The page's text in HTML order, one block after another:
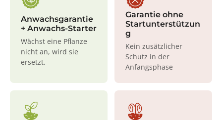
Anwachsgarantie
+ Anwachs-Starter
Wächst eine Pflanze
nicht an, wird sie
ersetzt.
Garantie ohne
Startunterstützun
g
Kein zusätzlicher
Schutz in der
Anfangsphase